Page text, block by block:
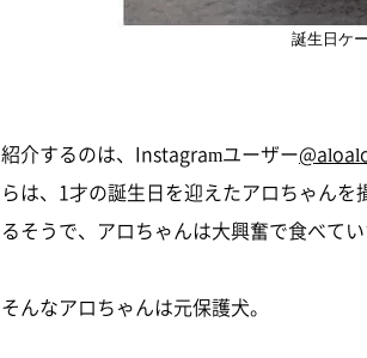
誕生日ケ
紹介するのは、Instagramユーザー
らは、1才の誕生日を迎えたアロちゃん
るそうで、アロちゃんは大興奮で食べて
そんなアロちゃんは元保護犬。